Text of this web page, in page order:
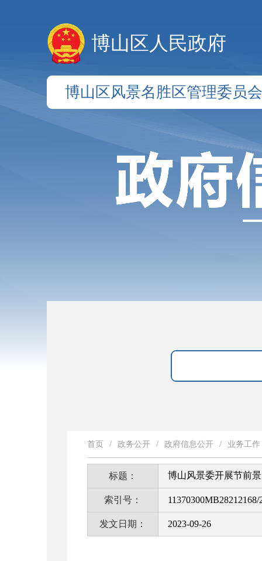
博山区人民政府
博山区风景名胜区管理委员会
首页 / 政务公开 / 政府信息公开 / 业务工作
标题： 博山风景委开展节前
索引号： 11370300MB28212168/
发文日期： 2023-09-26